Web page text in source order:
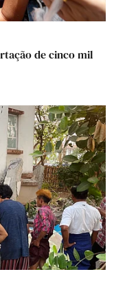
de cinco mil